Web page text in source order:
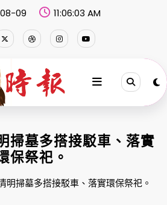
09 11:06:03 AM
掃墓多搭接駁車、落實
保祭祀。
明掃墓多搭接駁車、落實環保祭祀。